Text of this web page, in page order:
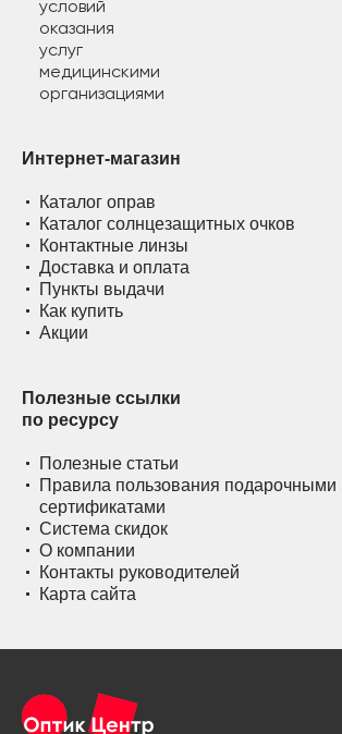
Интернет-магазин
Каталог оправ
Каталог солнцезащитных очков
Контактные линзы
Доставка и оплата
Пункты выдачи
Как купить
Акции
Полезные ссылки
по ресурсу
Полезные статьи
Правила пользования подарочными
сертификатами
Система скидок
О компании
Контакты руководителей
Карта сайта